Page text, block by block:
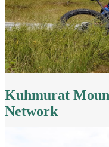
Kuhmurat
Network